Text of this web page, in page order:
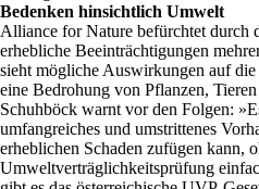
Bedenken hinsichtlich Umwelt
Alliance for Nature befürchtet durch
erhebliche Beeinträchtigungen
sieht mögliche Auswirkungen auf
eine Bedrohung von Pflanzen,
Schuhböck warnt vor den Folgen:
umfangreiches und umstrittenes
erheblichen Schaden zufügen kann,
Umweltverträglichkeitsprüfung